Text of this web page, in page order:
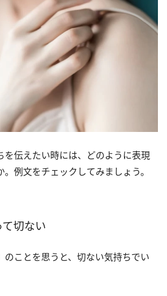
を伝えたい時には、どのように表現
例文をチェックしてみましょう。
切ない
のことを思うと、切ない気持ちでい